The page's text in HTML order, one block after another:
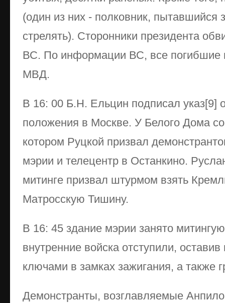
(один из них - полковник, пытавшийся
стрелять). Сторонники президента
ВС. По информации ВС, все погибшие
МВД.
В 16: 00 Б.Н. Ельцин подписал указ[9]
положения в Москве. У Белого Дома
котором Руцкой призвал
мэрии и телецентр в Останкино.
митинге призвал штурмом взять
Матросскую Тишину.
В 16: 45 здание мэрии занято
внутренние войска отступили,
ключами в замках зажигания, а также
Демонстранты, возглавляемые